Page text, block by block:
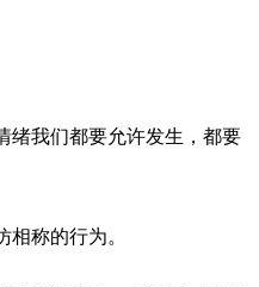
绪我们都要允许发生，都要
称的行为。